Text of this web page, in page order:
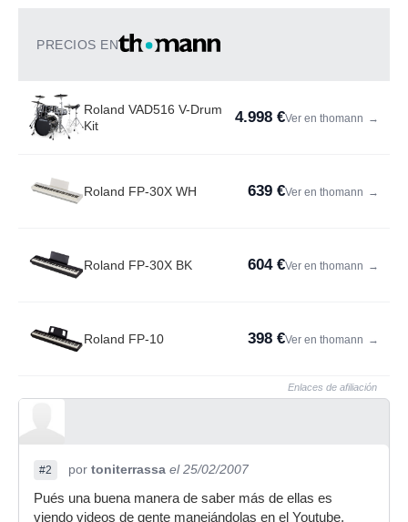
PRECIOS EN
Roland VAD516 V-Drum
Kit
4.998 €Ver en thomann →
Roland FP-30X WH 639 €Ver en thomann →
Roland FP-30X BK 604 €Ver en thomann →
Roland FP-10 398 €Ver en thomann →
Enlaces de afiliación
#2 por toniterrassa el 25/02/2007
Pués una buena manera de saber más de ellas es
viendo videos de gente manejándolas en el Youtube.